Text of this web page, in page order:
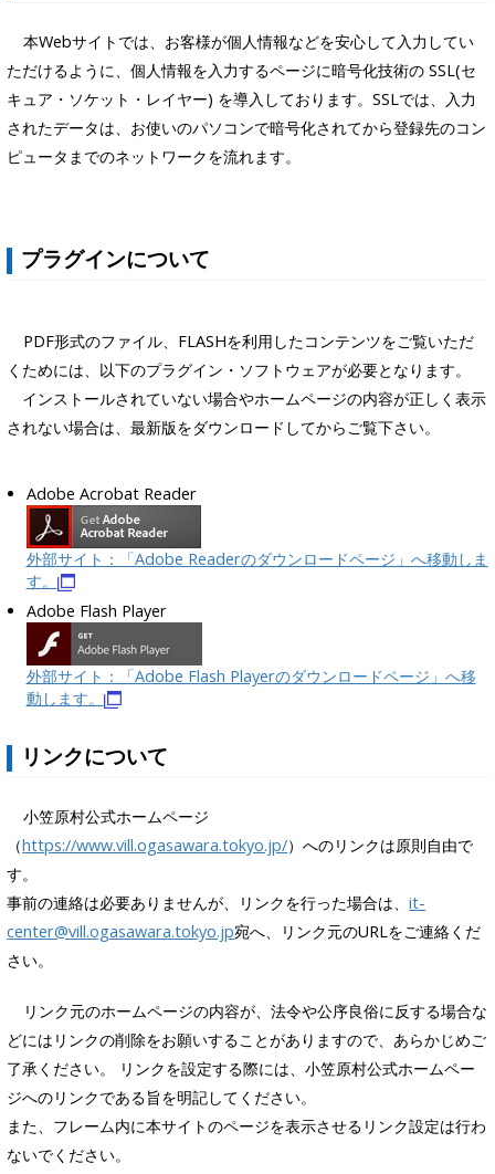
本Webサイトでは、お客様が個人情報などを安心して入力してい
ただけるように、個人情報を入力するページに暗号化技術の SSL(セ
キュア・ソケット・レイヤー) を導入しております。SSLでは、入力
されたデータは、お使いのパソコンで暗号化されてから登録先のコン
ピュータまでのネットワークを流れます。
プラグインについて
PDF形式のファイル、FLASHを利用したコンテンツをご覧いただ
くためには、以下のプラグイン・ソフトウェアが必要となります。
インストールされていない場合やホームページの内容が正しく表示
されない場合は、最新版をダウンロードしてからご覧下さい。
Adobe Acrobat Reader
外部サイト：「Adobe Readerのダウンロードページ」へ移動しま
す。
Adobe Flash Player
外部サイト：「Adobe Flash Playerのダウンロードページ」へ移
動します。
リンクについて
小笠原村公式ホームページ
（https://www.vill.ogasawara.tokyo.jp/）へのリンクは原則自由で
す。
事前の連絡は必要ありませんが、リンクを行った場合は、it-
center@vill.ogasawara.tokyo.jp宛へ、リンク元のURLをご連絡くだ
さい。
リンク元のホームページの内容が、法令や公序良俗に反する場合な
どにはリンクの削除をお願いすることがありますので、あらかじめご
了承ください。 リンクを設定する際には、小笠原村公式ホームペー
ジへのリンクである旨を明記してください。
また、フレーム内に本サイトのページを表示させるリンク設定は行わ
ないでください。